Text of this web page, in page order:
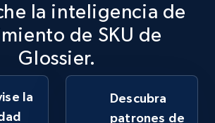
359+ Comenzar ahora
records by category
id, Title, Seller name, Seller rating,
la inteligencia de
de SKU de
Glossier.
la
Descubra
patrones de